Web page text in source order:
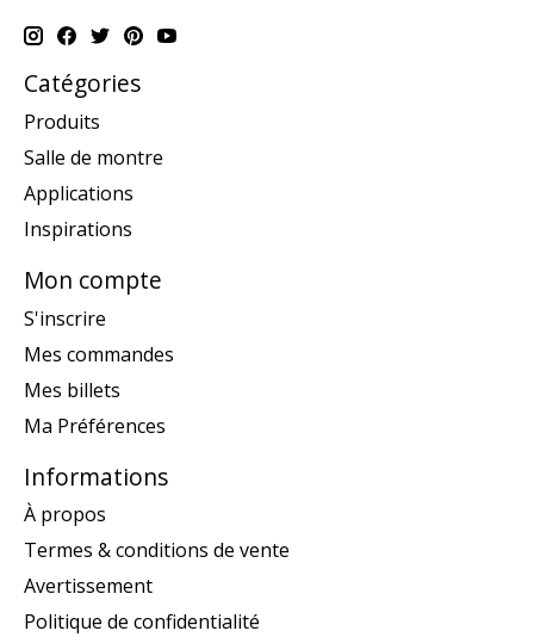
Catégories
Produits
Salle de montre
Applications
Inspirations
Mon compte
S'inscrire
Mes commandes
Mes billets
Ma Préférences
Informations
À propos
Termes & conditions de vente
Avertissement
Politique de confidentialité